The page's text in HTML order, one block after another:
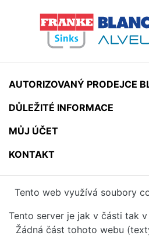
AUTORIZOVANÝ PRODEJCE
DŮLEŽITÉ INFORMACE
MŮJ ÚČET
KONTAKT
Tento web využívá soubory
Tento server je jak v části tak
Žádná část tohoto webu